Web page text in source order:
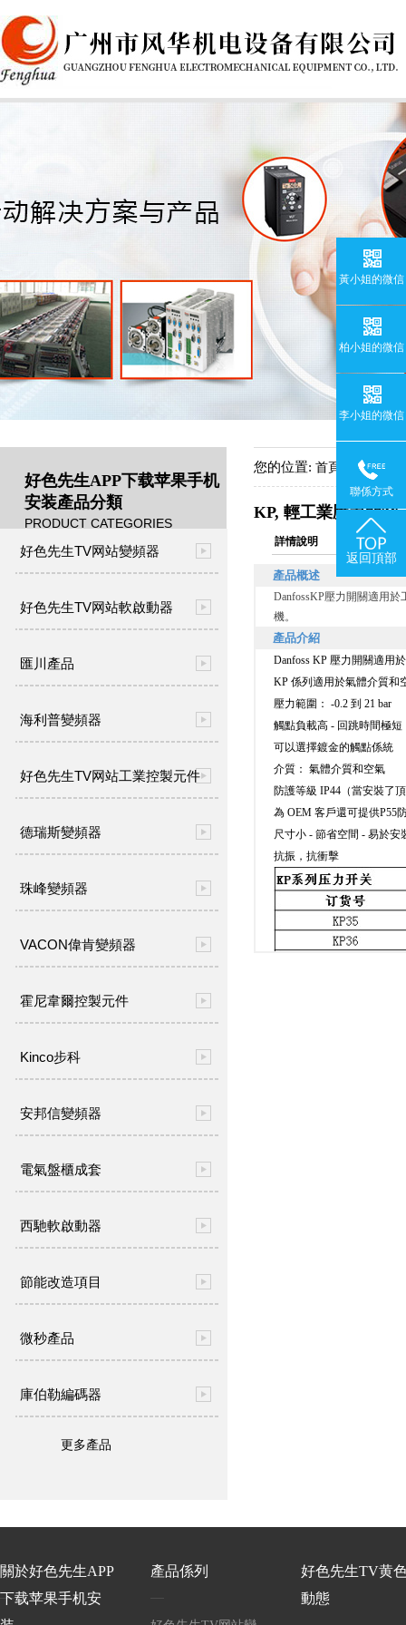
好色先生APP下载苹果手机
安装產品分類
PRODUCT CATEGORIES
好色先生TV网站變頻器
好色先生TV网站軟啟動器
匯川產品
海利普變頻器
好色先生TV网站工業控製元件
德瑞斯變頻器
珠峰變頻器
VACON偉肯變頻器
霍尼韋爾控製元件
Kinco步科
安邦信變頻器
電氣盤櫃成套
西馳軟啟動器
節能改造項目
微秒產品
庫伯勒編碼器
更多產品
您的位置: 首頁 -> 產品中
KP, 輕工業壓力開關
詳情說明
產品概述
DanfossKP壓力開關適用於
機。
產品介紹
Danfoss KP 壓力開關適用於
KP 係列適用於氣體介質和空
壓力範圍： -0.2 到 21 bar
觸點負載高 - 回跳時間極短
可以選擇鍍金的觸點係統
介質： 氣體介質和空氣
防護等級 IP44（當安裝了
為 OEM 客戶還可提供P55
尺寸小 - 節省空間 - 易於安
抗振，抗衝擊
關於好色先生APP
下载苹果手机安
產品係列
好色先生TV黄
動態
黃小姐的微信
柏小姐的微信
李小姐的微信
聯係方式
返回頂部